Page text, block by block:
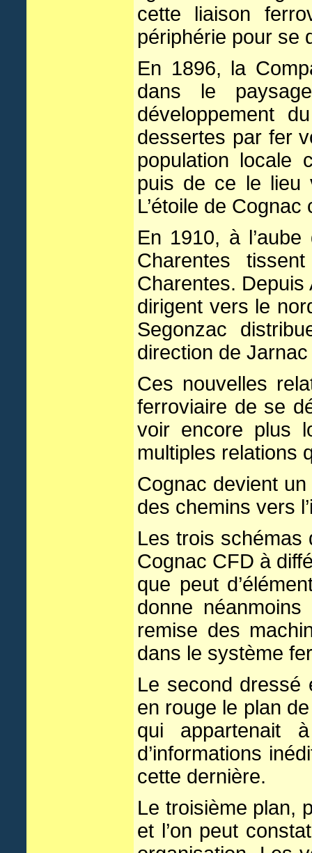
cette liaison
périphérie pour se
En 1896, la
dans le
développement
dessertes par fer
population locale
puis de ce le lieu
L’étoile de
En 1910, à
Charentes
Charentes.
dirigent vers le
Segonzac
direction de Jarnac
Ces nouvelles
ferroviaire de se
voir encore plus
multiples relations
Cognac devient
des chemins vers
Les trois schémas
Cognac CFD à
que peut
donne
remise des
dans le système
Le second dressé
en rouge le plan
qui appartenait
d’informations
cette dernière.
Le troisième plan,
et l’on peut